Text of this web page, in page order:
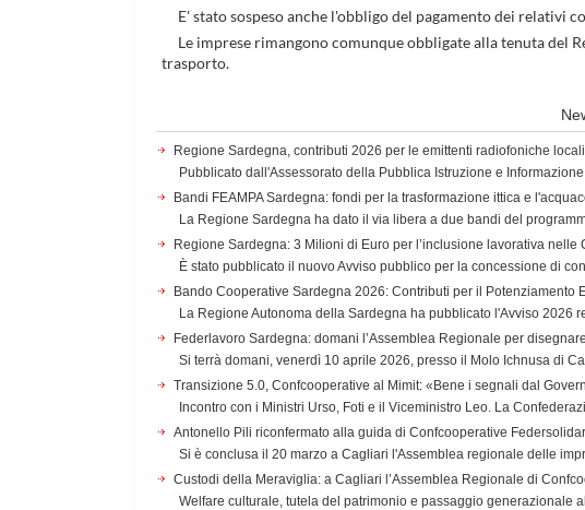
E' stato sospeso anche l'obbligo del pagamento dei relativi
Le imprese rimangono comunque obbligate alla tenuta del
trasporto.
Regione Sardegna, contributi 2026 per le emittenti radiofoniche
Pubblicato dall'Assessorato della Pubblica Istruzione e Informazione
Bandi FEAMPA Sardegna: fondi per la trasformazione ittica e
La Regione Sardegna ha dato il via libera a due bandi del
Regione Sardegna: 3 Milioni di Euro per l’inclusione lavorativa nelle
È stato pubblicato il nuovo Avviso pubblico per la concessione di
Bando Cooperative Sardegna 2026: Contributi per il Potenziamento
La Regione Autonoma della Sardegna ha pubblicato l'Avviso 2026
Federlavoro Sardegna: domani l’Assemblea Regionale per
Si terrà domani, venerdì 10 aprile 2026, presso il Molo Ichnusa di
Transizione 5.0, Confcooperative al Mimit: «Bene i segnali dal
Incontro con i Ministri Urso, Foti e il Viceministro Leo. La
Antonello Pili riconfermato alla guida di Confcooperative
Si è conclusa il 20 marzo a Cagliari l'Assemblea regionale delle
Custodi della Meraviglia: a Cagliari l’Assemblea Regionale di
Welfare culturale, tutela del patrimonio e passaggio generazionale